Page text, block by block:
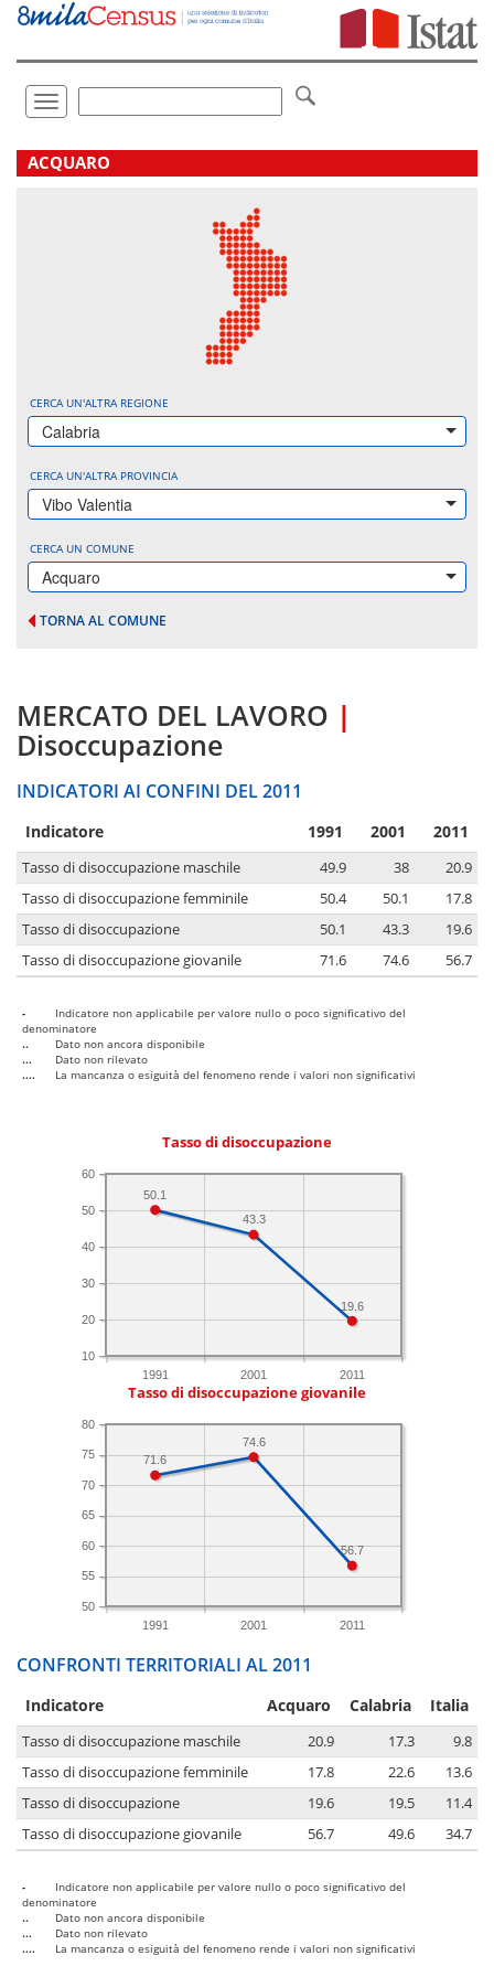
Vai
direttamente
Toggle
navigation
.
ACQUARO
CERCA UN'ALTRA REGIONE
Calabria
CERCA UN'ALTRA PROVINCIA
Vibo Valentia
CERCA UN COMUNE
Acquaro
TORNA AL COMUNE
MERCATO DEL LAVORO |
Disoccupazione
INDICATORI AI CONFINI DEL 2011
Indicatore 1991 2001 2011
Tasso di disoccupazione maschile 49.9 38
20.9
Tasso di disoccupazione femminile
50.4 50.1
17.8
Tasso di disoccupazione
50.1 43.3
19.6
Tasso di disoccupazione giovanile
71.6 74.6 56.7
-
Indicatore non applicabile per valore nullo o poco significativo del
denominatore
..
Dato non ancora disponibile
...
Dato non rilevato
....
La mancanza o esiguità del fenomeno rende i valori non significativi
Tasso di disoccupazione
1991 2001 2011
10
20
30
40
50
60
19.6
43.3
50.1
Tasso di disoccupazione giovanile
1991 2001 2011
50
55
60
65
70
75
80
56.7
74.6
71.6
CONFRONTI TERRITORIALI AL 2011
Indicatore Acquaro Calabria Italia
Tasso di disoccupazione maschile 20.9 17.3
9.8
Tasso di disoccupazione femminile
17.8 22.6
13.6
Tasso di disoccupazione
19.6 19.5
11.4
Tasso di disoccupazione giovanile
56.7 49.6 34.7
-
Indicatore non applicabile per valore nullo o poco significativo del
denominatore
..
Dato non ancora disponibile
...
Dato non rilevato
....
La mancanza o esiguità del fenomeno rende i valori non significativi